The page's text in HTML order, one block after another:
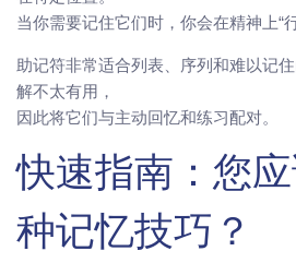
当你需要记住它们时，你会在精神上“
助记符非常适合列表、序列和难以记
解不太有用，
因此将它们与主动回忆和练习配对。
快速指南：您
种记忆技巧？